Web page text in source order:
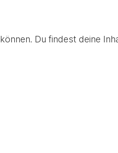
Du findest deine